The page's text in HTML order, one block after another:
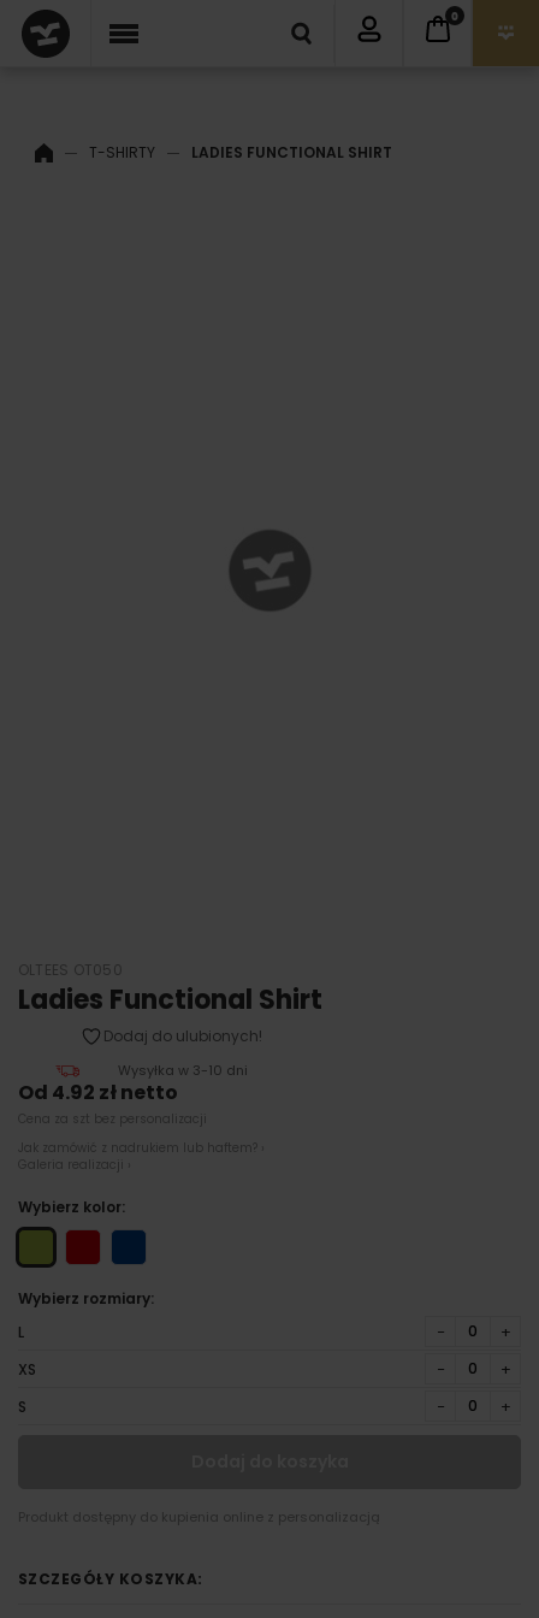
0
T-SHIRTY LADIES FUNCTIONAL SHIRT
OLTEES OT050
Ladies Functional Shirt
Dodaj do ulubionych!
Wysyłka w 3-10 dni
Od 4.92 zł netto
Cena za szt bez personalizacji
Jak zamówić z nadrukiem lub haftem? ›
Galeria realizacji ›
Wybierz kolor:
Wybierz rozmiary:
L
− +
XS − +
S − +
Produkt dostępny do kupienia online z personalizacją
SZCZEGÓŁY KOSZYKA: